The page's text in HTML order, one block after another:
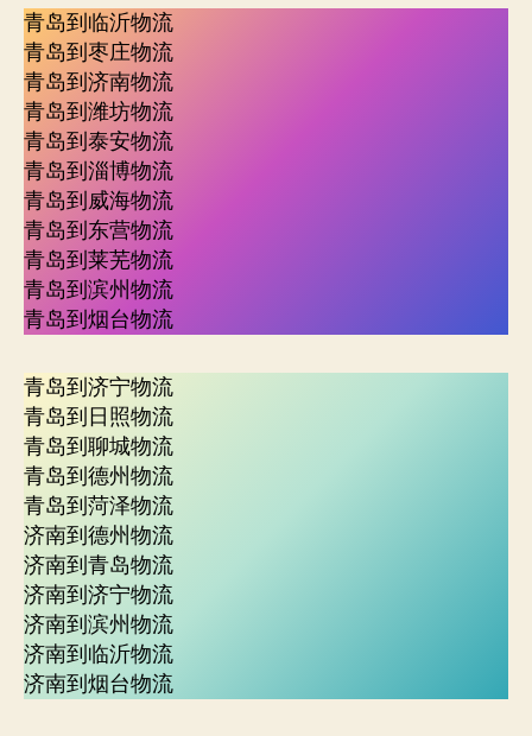
青岛到临沂物流
青岛到枣庄物流
青岛到济南物流
青岛到潍坊物流
青岛到泰安物流
青岛到淄博物流
青岛到威海物流
青岛到东营物流
青岛到莱芜物流
青岛到滨州物流
青岛到烟台物流
青岛到济宁物流
青岛到日照物流
青岛到聊城物流
青岛到德州物流
青岛到菏泽物流
济南到德州物流
济南到青岛物流
济南到济宁物流
济南到滨州物流
济南到临沂物流
济南到烟台物流